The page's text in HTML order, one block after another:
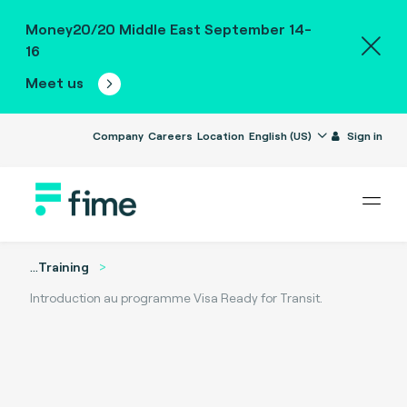
Money20/20 Middle East September 14-
16
Meet us
Company Careers Location English (US) Sign in
...Training
Introduction au programme Visa Ready for Transit.